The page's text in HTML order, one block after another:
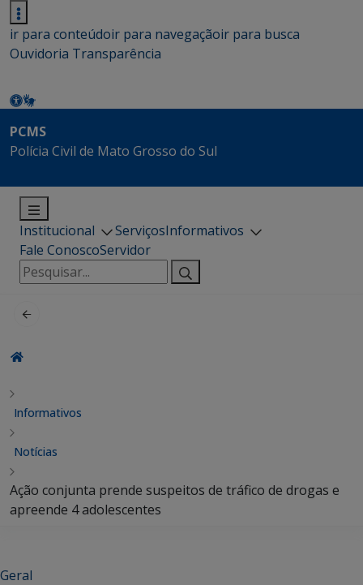
ir para conteúdoir para navegaçãoir para busca
Ouvidoria Transparência
PCMS
Polícia Civil de Mato Grosso do Sul
Institucional ServiçosInformativos
Fale ConoscoServidor
Pesquisar
por:
Informativos
Notícias
Ação conjunta prende suspeitos de tráfico de drogas e
apreende 4 adolescentes
Geral